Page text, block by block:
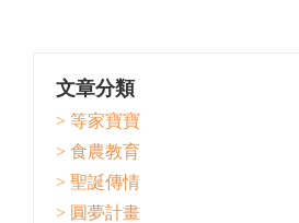
文章分類
> 等家寶寶
> 食農教育
> 聖誕傳情
> 圓夢計畫